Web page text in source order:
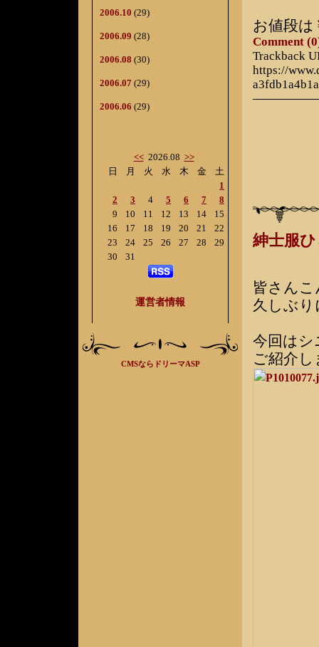
2006.10 (29)
2006.09 (28)
2006.08 (30)
2006.07 (29)
2006.06 (29)
<<2026.08 >>
日
2
9
16
23
30
月
3
10
17
24
31
火
4
11
18
25
水
5
12
19
26
木
6
13
20
27
金
7
14
21
28
土
1
8
15
22
29
運営者情報
CMSならドリーマASP
お値段は
Comment
Trackback
https://
紳士服
皆さん
久しぶ
今回はシ
ご紹介し